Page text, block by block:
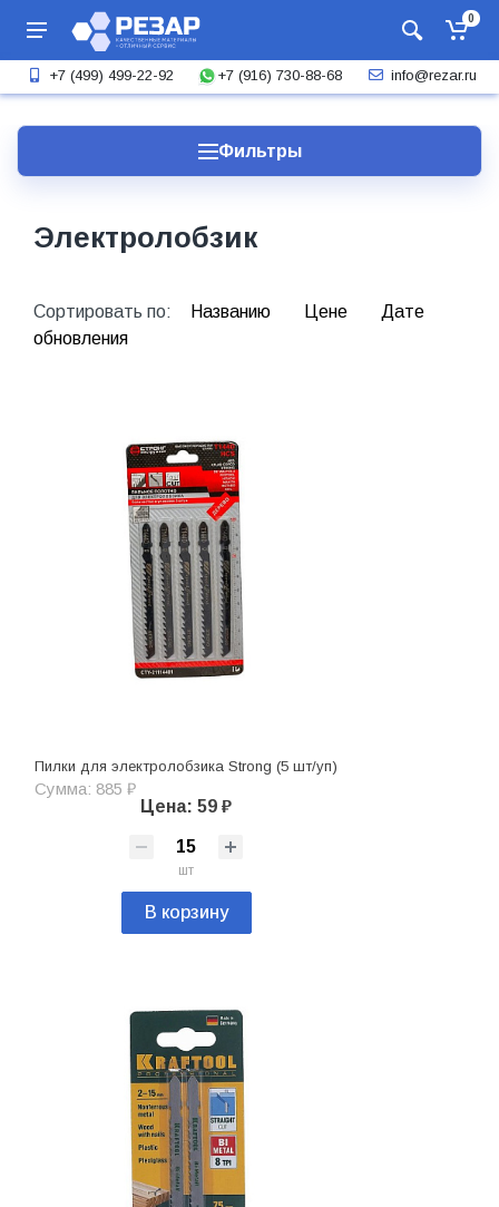
0
+7 (499) 499-22-92 +7 (916) 730-88-68 info@rezar.ru
Фильтры
Электролобзик
Сортировать по: Названию Цене
Дате
обновления
Пилки для электролобзика Strong (5 шт/уп)
Сумма: 885 ₽
Цена: 59 ₽
шт
В корзину